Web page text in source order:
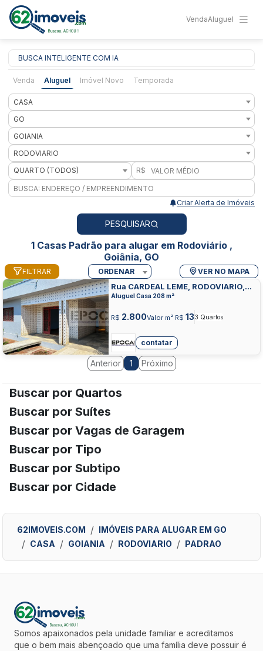
VendaAluguel
BUSCA INTELIGENTE COM IA
Venda Aluguel Imóvel Novo Temporada
CASA
GO
GOIANIA
RODOVIARIO
QUARTO (TODOS)
R$
Criar Alerta de Imóveis
PESQUISAR
1 Casas Padrão para alugar em Rodoviário ,
Goiânia, GO
FILTRAR ORDENAR VER NO MAPA
Rua CARDEAL LEME, RODOVIARIO,
GOIANIA
Aluguel Casa 208 m²
R$ 2.800Valor m² R$ 133 Quartos
contatar
Anterior 1 Próximo
Buscar por Quartos
Buscar por Suítes
Buscar por Vagas de Garagem
Buscar por Tipo
Buscar por Subtipo
Buscar por Cidade
62IMOVEIS.COM
IMÓVEIS PARA ALUGAR EM GO
CASA
GOIANIA RODOVIARIO PADRAO
Somos apaixonados pela unidade familiar e acreditamos
que o bem mais abençoado que uma família deve possuir é